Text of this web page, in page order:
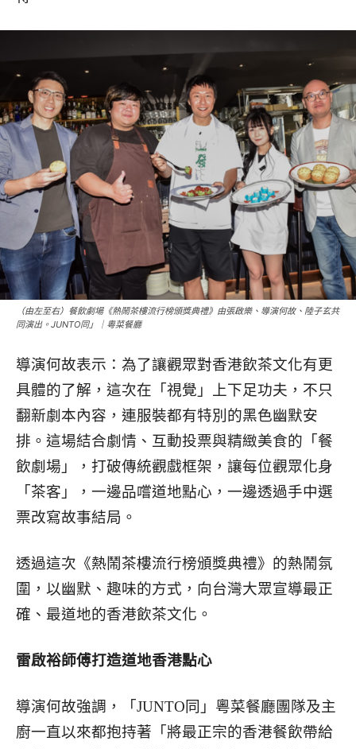
（由左至右）餐飲劇場《熱鬧茶樓流行榜頒獎典禮》由張啟樂、導演何故、陸子玄共
同演出。JUNTO同」｜粵菜餐廳
導演何故表示：為了讓觀眾對香港飲茶文化有更
具體的了解，這次在「視覺」上下足功夫，不只
翻新劇本內容，連服裝都有特別的黑色幽默安
排。這場結合劇情、互動投票與精緻美食的「餐
飲劇場」，打破傳統觀戲框架，讓每位觀眾化身
「茶客」，一邊品嚐道地點心，一邊透過手中選
票改寫故事結局。
透過這次《熱鬧茶樓流行榜頒獎典禮》的熱鬧氛
圍，以幽默、趣味的方式，向台灣大眾宣導最正
確、最道地的香港飲茶文化。
雷啟裕師傅打造道地香港點心
導演何故強調，「JUNTO同」粵菜餐廳團隊及主
廚一直以來都抱持著「將最正宗的香港餐飲帶給